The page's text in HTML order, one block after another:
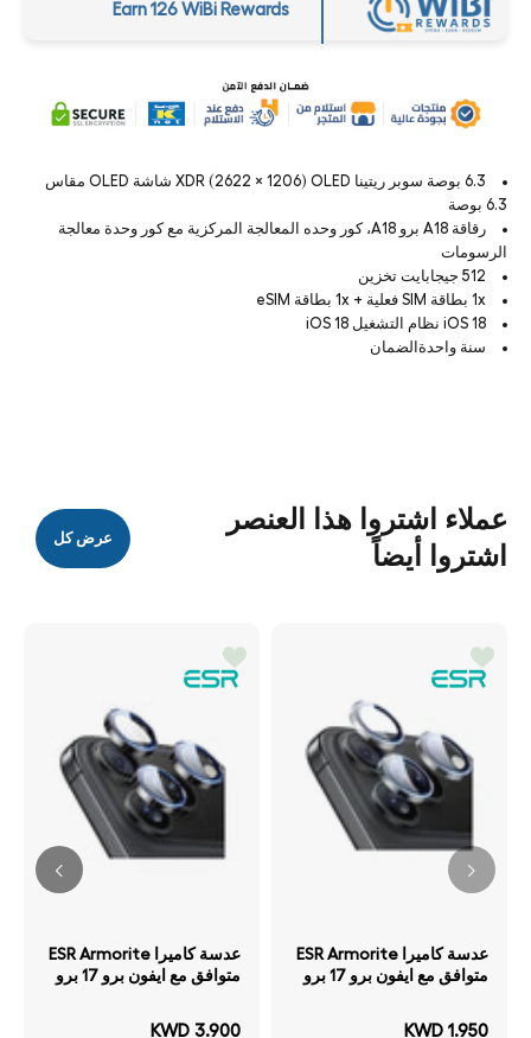
Earn 126 WiBi Rewards
6.3 بوصة سوبر ريتينا XDR (2622 × 1206) OLED شاشة OLED مقاس
6.3 بوصة
رقاقة A18 برو A18، كور وحده المعالجة المركزية مع كور وحدة معالجة
الرسومات
512 جيجابايت تخزين
1x بطاقة SIM فعلية + 1x بطاقة eSIM
iOS 18 نظام التشغيل iOS 18
سنة واحدةالضمان
عملاء اشتروا هذا العنصر
اشتروا أيضاً
عرض كل
عدسة كاميرا ESR Armorite
متوافق مع ايفون برو 17 برو
KWD 1.950
عدسة كاميرا ESR Armorite
متوافق مع ايفون برو 17 برو
KWD 3.900